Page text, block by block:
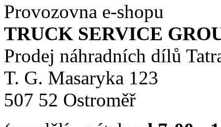
Provozovna e-shopu
TRUCK SERVICE
Prodej náhradních dílů
T. G. Masaryka 123
507 52 Ostroměř